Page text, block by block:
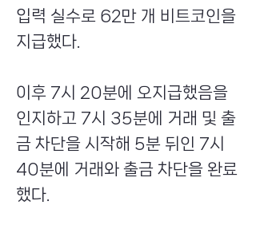
입력 실수로 62만 개 비트코인을
지급했다.
이후 7시 20분에 오지급했음을
인지하고 7시 35분에 거래 및 출
금 차단을 시작해 5분 뒤인 7시
40분에 거래와 출금 차단을 완료
했다.